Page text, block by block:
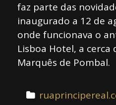
faz parte das
inaugurado a 12 de
onde funcionava o
Lisboa Hotel, a
Marquês de Pombal.